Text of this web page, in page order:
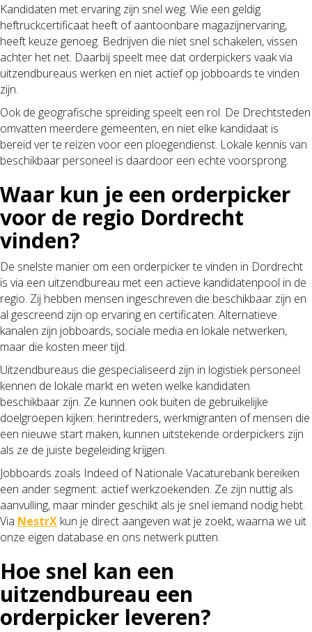
Kandidaten met ervaring zijn snel weg. Wie een geldig
heftruckcertificaat heeft of aantoonbare magazijnervaring,
heeft keuze genoeg. Bedrijven die niet snel schakelen, vissen
achter het net. Daarbij speelt mee dat orderpickers vaak via
uitzendbureaus werken en niet actief op jobboards te vinden
zijn.
Ook de geografische spreiding speelt een rol. De Drechtsteden
omvatten meerdere gemeenten, en niet elke kandidaat is
bereid ver te reizen voor een ploegendienst. Lokale kennis van
beschikbaar personeel is daardoor een echte voorsprong.
Waar kun je een orderpicker
voor de regio Dordrecht
vinden?
De snelste manier om een orderpicker te vinden in Dordrecht
is via een uitzendbureau met een actieve kandidatenpool in de
regio. Zij hebben mensen ingeschreven die beschikbaar zijn en
al gescreend zijn op ervaring en certificaten. Alternatieve
kanalen zijn jobboards, sociale media en lokale netwerken,
maar die kosten meer tijd.
Uitzendbureaus die gespecialiseerd zijn in logistiek personeel
kennen de lokale markt en weten welke kandidaten
beschikbaar zijn. Ze kunnen ook buiten de gebruikelijke
doelgroepen kijken: herintreders, werkmigranten of mensen die
een nieuwe start maken, kunnen uitstekende orderpickers zijn
als ze de juiste begeleiding krijgen.
Jobboards zoals Indeed of Nationale Vacaturebank bereiken
een ander segment: actief werkzoekenden. Ze zijn nuttig als
aanvulling, maar minder geschikt als je snel iemand nodig hebt.
Via NestrX kun je direct aangeven wat je zoekt, waarna we uit
onze eigen database en ons netwerk putten.
Hoe snel kan een
uitzendbureau een
orderpicker leveren?